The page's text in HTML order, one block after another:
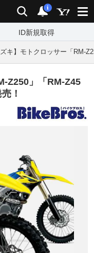
検索 通知
i
ID新規取得
ズキ】モトクロッサー「RM-
Z250」「RM-Z45
！